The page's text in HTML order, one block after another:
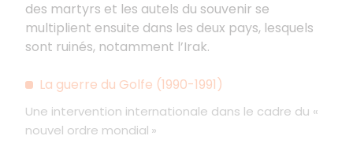
des martyrs et les autels du souvenir se
multiplient ensuite dans les deux pays, lesquels
sont ruinés, notamment l’Irak.
La guerre du Golfe (1990-1991)
Une intervention internationale dans le cadre du «
nouvel ordre mondial »